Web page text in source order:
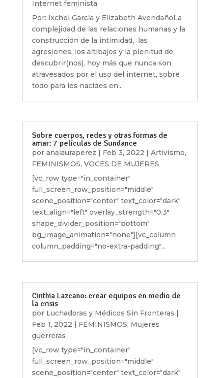
Internet feminista
Por: Ixchel García y Elizabeth AvendañoLa
complejidad de las relaciones humanas y la
construcción de la intimidad, las
agresiones, los altibajos y la plenitud de
descubrir(nos), hoy más que nunca son
atravesados por el uso del internet, sobre
todo para les nacides en...
Sobre cuerpos, redes y otras formas de
amar: 7 películas de Sundance
por analauraperez | Feb 3, 2022 | Artivismo,
FEMINISMOS, VOCES DE MUJERES
[vc_row type="in_container"
full_screen_row_position="middle"
scene_position="center" text_color="dark"
text_align="left" overlay_strength="0.3"
shape_divider_position="bottom"
bg_image_animation="none"][vc_column
column_padding="no-extra-padding"...
Cinthia Lazcano: crear equipos en medio de
la crisis
por Luchadoras y Médicos Sin Fronteras
Feb 1, 2022
FEMINISMOS, Mujeres
guerreras
[vc_row type="in_container"
full_screen_row_position="middle"
scene_position="center" text_color="dark"